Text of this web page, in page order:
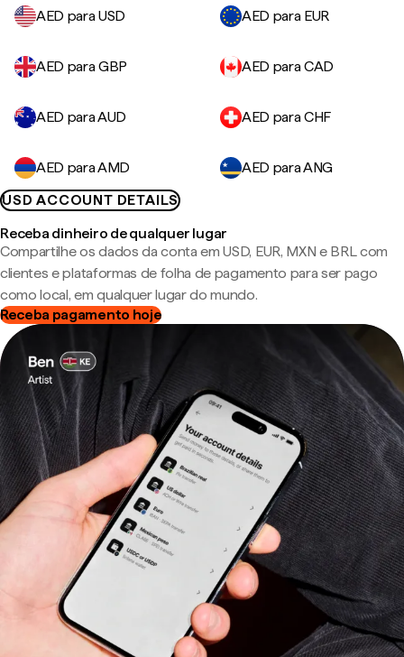
AED para USD
AED para EUR
AED para GBP AED para CAD
AED para AUD AED para CHF
AED para AMD
AED para ANG
USD ACCOUNT DETAILS
Receba dinheiro de qualquer lugar
Compartilhe os dados da conta em USD, EUR, MXN e BRL com
clientes e plataformas de folha de pagamento para ser pago
como local, em qualquer lugar do mundo.
Receba pagamento hoje